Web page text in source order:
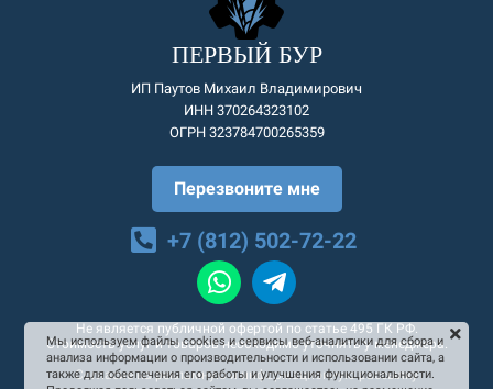
ПЕРВЫЙ БУР
ИП Паутов Михаил Владимирович
ИНН 370264323102
ОГРН 323784700265359
Перезвоните мне
+7 (812) 502-72-22
Не является публичной офертой по статье 495 ГК РФ.
Стоимость услуг и товаров необходимо уточнять у менеджера.
Согласие на рекламную и информационную рассылку
Мы используем файлы cookies и сервисы веб-аналитики для сбора и
анализа информации о производительности и использовании сайта, а
также для обеспечения его работы и улучшения функциональности.